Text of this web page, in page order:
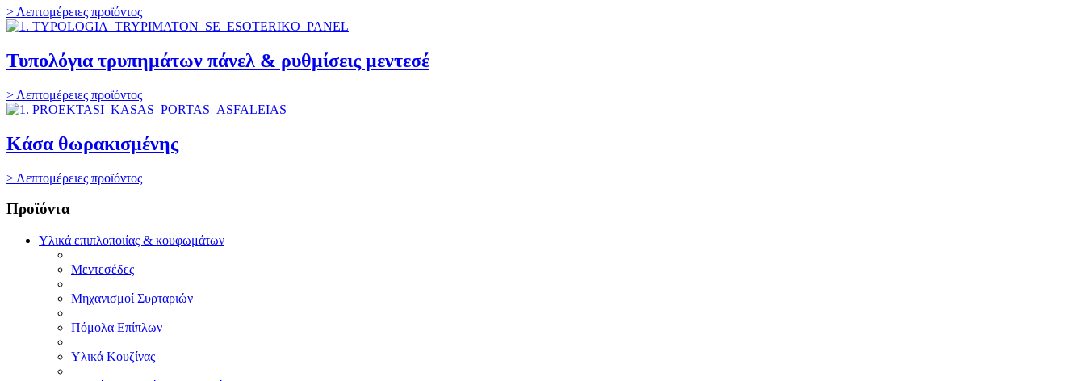
> Λεπτομέρειες προϊόντος
Τυπολόγια τρυπημάτων πάνελ & ρυθμίσεις μεντεσέ
> Λεπτομέρειες προϊόντος
Κάσα θωρακισμένης
> Λεπτομέρειες προϊόντος
Προϊόντα
Υλικά επιπλοποιίας & κουφωμάτων
Μεντεσέδες
Μηχανισμοί Συρταριών
Πόμολα Επίπλων
Υλικά Κουζίνας